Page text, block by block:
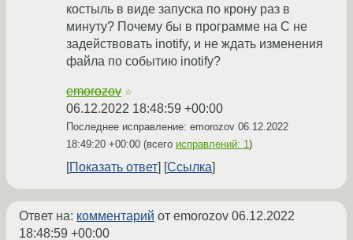
костыль в виде запуска по крону раз в
минуту? Почему бы в программе на C не
задействовать inotify, и не ждать изменения
файла по событию inotify?
emorozov ☆
06.12.2022 18:48:59 +00:00
Последнее исправление: emorozov 06.12.2022
18:49:20 +00:00 (всего исправлений: 1)
Показать ответ Ссылка
Ответ на: комментарий от emorozov 06.12.2022
18:48:59 +00:00